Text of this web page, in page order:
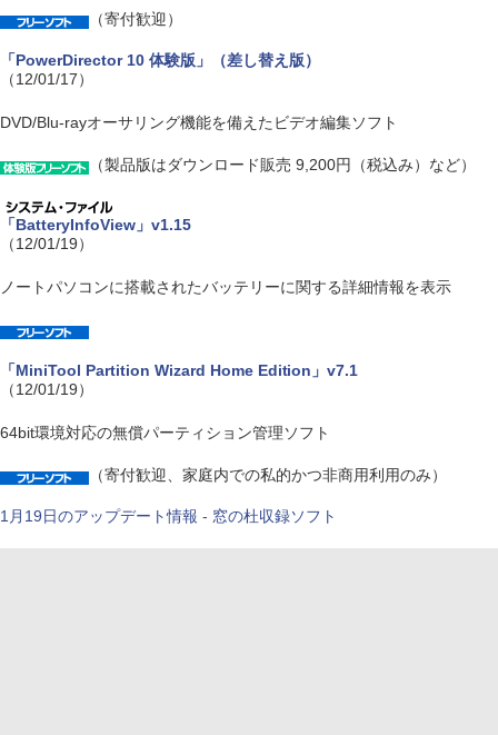
（寄付歓迎）
「PowerDirector 10 体験版」（差し替え版）
（12/01/17）
DVD/Blu-rayオーサリング機能を備えたビデオ編集ソフト
（製品版はダウンロード販売 9,200円（税込み）など）
「BatteryInfoView」v1.15
（12/01/19）
ノートパソコンに搭載されたバッテリーに関する詳細情報を表示
「MiniTool Partition Wizard Home Edition」v7.1
（12/01/19）
64bit環境対応の無償パーティション管理ソフト
（寄付歓迎、家庭内での私的かつ非商用利用のみ）
1月19日のアップデート情報 - 窓の杜収録ソフト